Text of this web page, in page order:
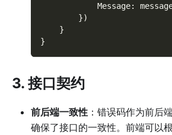
            Message
:
})
}
}
3. 接口契约
前后端一致性 ：错误码作为前后
确保了接口的一致性。前端可以